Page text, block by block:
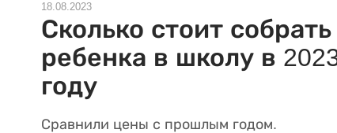
18.08.2023
Сколько стоит собрать
ребенка в школу в
году
Сравнили цены с прошлым годом.